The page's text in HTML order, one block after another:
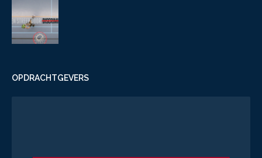
OPDRACHTGEVERS